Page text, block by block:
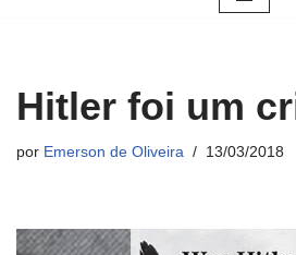
Hitler foi um
por Emerson de Oliveira 13/03/2018